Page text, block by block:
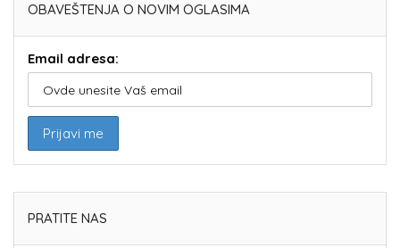
OBAVEŠTENJA O NOVIM OGLASIMA
Email adresa:
PRATITE NAS